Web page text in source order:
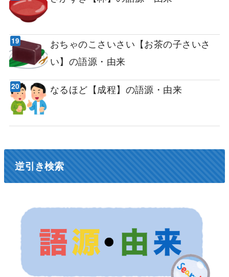
おちゃのこさいさい【お茶の子さいさ
い】の語源・由来
なるほど【成程】の語源・由来
逆引き検索